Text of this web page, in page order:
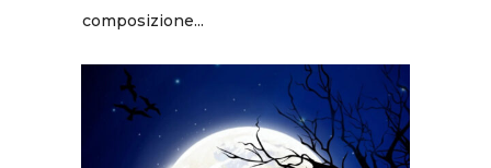
composizione...